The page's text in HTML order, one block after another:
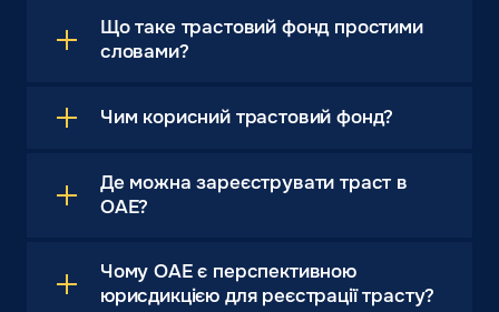
Що таке трастовий фонд простими
словами?
Чим корисний трастовий фонд?
Де можна зареєструвати траст в
ОАЕ?
Чому ОАЕ є перспективною
юрисдикцією для реєстрації трасту?